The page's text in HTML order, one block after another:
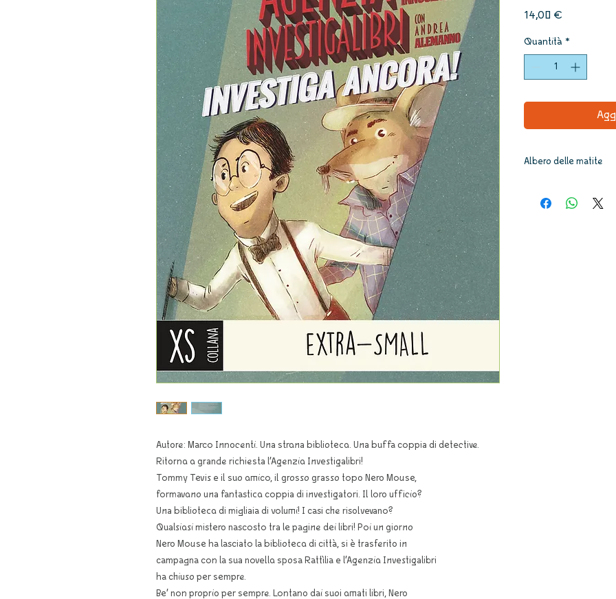
Autore: Marco Innocenti. Una strana biblioteca. Una buffa coppia di detective.
Ritorna a grande richiesta l’Agenzia Investigalibri!
Tommy Tevis e il suo amico, il grosso grasso topo Nero Mouse,
formavano una fantastica coppia di investigatori. Il loro ufficio?
Una biblioteca di migliaia di volumi! I casi che risolvevano?
Qualsiasi mistero nascosto tra le pagine dei libri! Poi un giorno
Nero Mouse ha lasciato la biblioteca di città, si è trasferito in
campagna con la sua novella sposa Rattìlia e l’Agenzia Investigalibri
ha chiuso per sempre.
Be’ non proprio per sempre. Lontano dai suoi amati libri, Nero
14,00 €
Quantità *
Albero delle matite